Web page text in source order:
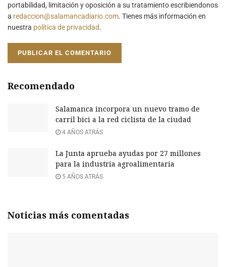
portabilidad, limitación y oposición a su tratamiento escribiendonos
a redaccion@salamancadiario.com. Tienes más información en
nuestra política de privacidad.
Recomendado
Salamanca incorpora un nuevo tramo de
carril bici a la red ciclista de la ciudad
4 AÑOS ATRÁS
La Junta aprueba ayudas por 27 millones
para la industria agroalimentaria
5 AÑOS ATRÁS
Noticias más comentadas